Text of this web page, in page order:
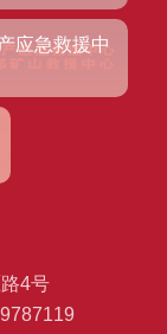
应急救援中
4号